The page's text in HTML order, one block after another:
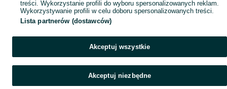
treści. Wykorzystanie profili do wyboru spersonalizowanych reklam.
Wykorzystywanie profili w celu doboru spersonalizowanych treści.
Lista partnerów (dostawców)
Akceptuj wszystkie
Akceptuj niezbędne